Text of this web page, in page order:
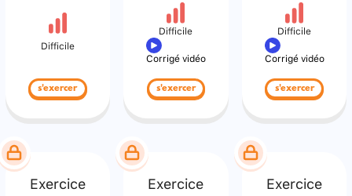
Difficile
s'exercer
Difficile
Corrigé vidéo
s'exercer
Difficile
Corrigé vidéo
s'exercer
Exercice Exercice Exercice